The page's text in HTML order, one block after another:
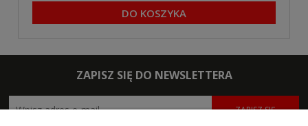
DO KOSZYKA
ZAPISZ SIĘ DO NEWSLETTERA
ZAPISZ SIĘ